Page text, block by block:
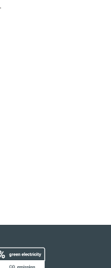
.